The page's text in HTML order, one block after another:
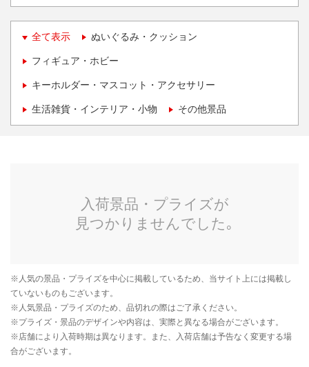
全て表示 ぬいぐるみ・クッション
フィギュア・ホビー
キーホルダー・マスコット・アクセサリー
生活雑貨・インテリア・小物 その他景品